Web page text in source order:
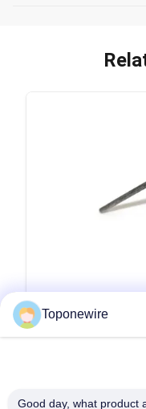
토션 스프링 와이어
Toponewire
Good day, what product